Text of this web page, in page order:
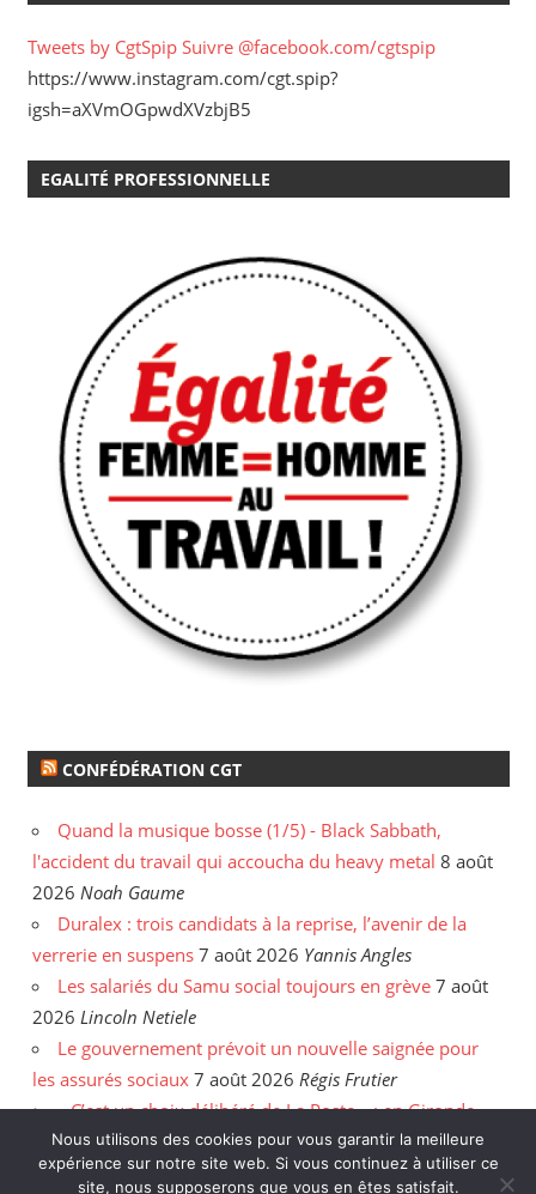
Tweets by CgtSpip Suivre @facebook.com/cgtspip
https://www.instagram.com/cgt.spip?
igsh=aXVmOGpwdXVzbjB5
EGALITÉ PROFESSIONNELLE
CONFÉDÉRATION CGT
Quand la musique bosse (1/5) - Black Sabbath,
l'accident du travail qui accoucha du heavy metal 8 août
2026 Noah Gaume
Duralex : trois candidats à la reprise, l’avenir de la
verrerie en suspens 7 août 2026 Yannis Angles
Les salariés du Samu social toujours en grève 7 août
2026 Lincoln Netiele
Le gouvernement prévoit un nouvelle saignée pour
les assurés sociaux 7 août 2026 Régis Frutier
« C’est un choix délibéré de La Poste » : en Gironde,
les postiers sommés de rattraper leurs heures 6 août
2026 Yannis Angles
Nous utilisons des cookies pour vous garantir la meilleure
expérience sur notre site web. Si vous continuez à utiliser ce
site, nous supposerons que vous en êtes satisfait.